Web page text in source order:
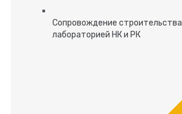
Сопровождение строительства
лабораторией НК и РК